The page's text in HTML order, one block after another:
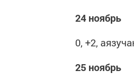
24 ноябрь
0, +2,
25 ноябрь